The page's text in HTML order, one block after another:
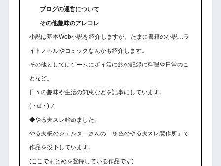
ブログの運営について
その他趣味のアレコレ
小説は基本Web小説を紹介しますが、たまに書籍の小説…ラ
イトノベルやコミックなんかも紹介します。
その他としてはゲームにポイ活に旅の記録に料理や日常のこ
となど。
日々の趣味や生活の知恵などを記事にしています。
(・ω・)ノ
◆やる夫スレ始めました。
やる夫板のシェルターさんの「冬色のやる夫スレ製作所」で
作品を投下しています。
(ここでまとめを登録している作品です)